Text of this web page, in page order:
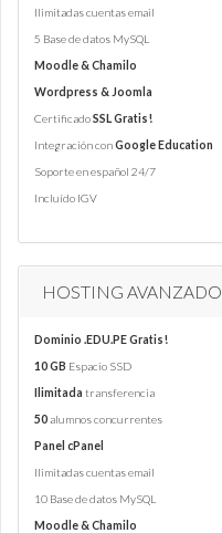
Ilimitadas cuentas email
5 Base de datos MySQL
Moodle & Chamilo
Wordpress & Joomla
CertificadoSSL Gratis!
Integración conGoogle Education
Soporte en español 24/7
Incluído IGV
HOSTING AVANZADO
Dominio .EDU.PE Gratis!
10 GB Espacio SSD
Ilimitada transferencia
50alumnos concurrentes
Panel cPanel
Ilimitadas cuentas email
10 Base de datos MySQL
Moodle & Chamilo